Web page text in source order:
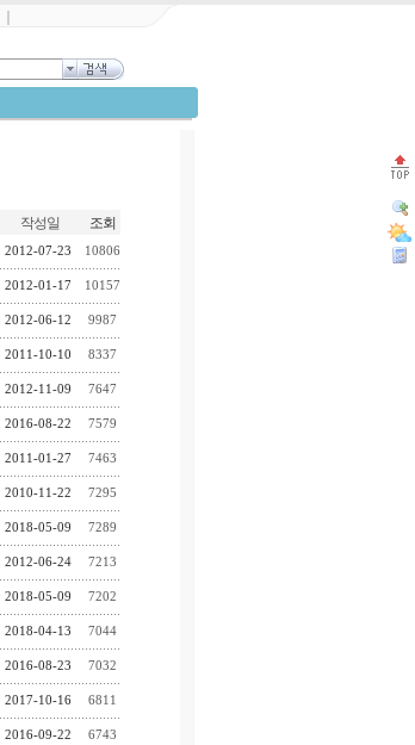
작성일 조회
2012-07-23 10806
2012-01-17 10157
2012-06-12 9987
2011-10-10 8337
2012-11-09 7647
2016-08-22 7579
2011-01-27 7463
2010-11-22 7295
2018-05-09 7289
2012-06-24 7213
2018-05-09 7202
2018-04-13 7044
2016-08-23 7032
2017-10-16 6811
2016-09-22 6743